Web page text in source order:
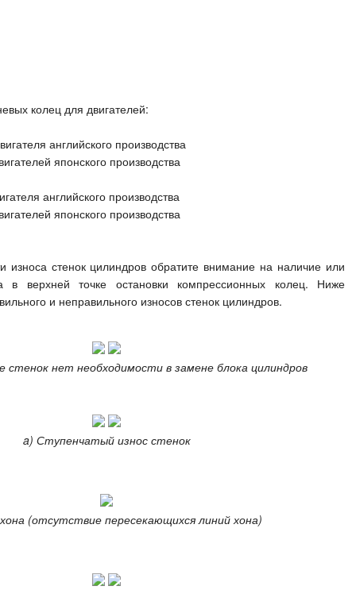
колец для двигателей:
английского производства
японского производства
английского производства
японского производства
износа стенок цилиндров обратите внимание на наличие или
в верхней точке остановки компрессионных колец. Ниже
и неправильного износов стенок цилиндров.
стенок нет необходимости в замене блока цилиндров
a) Ступенчатый износ стенок
(отсутствие пересекающихся линий хона)